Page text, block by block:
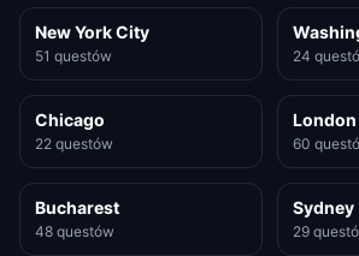
New York City
51 questów 24
Chicago
22 questów
London
60
Bucharest
48 questów
Sydney
29